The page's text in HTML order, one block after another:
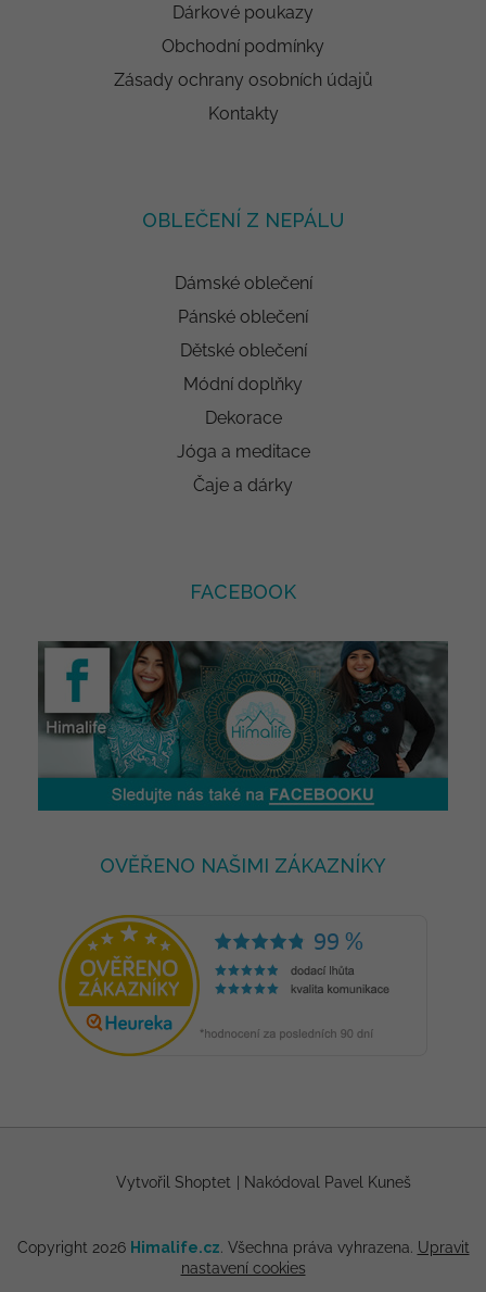
Dárkové poukazy
Obchodní podmínky
Zásady ochrany osobních údajů
Kontakty
OBLEČENÍ Z NEPÁLU
Dámské oblečení
Pánské oblečení
Dětské oblečení
Módní doplňky
Dekorace
Jóga a meditace
Čaje a dárky
FACEBOOK
OVĚŘENO NAŠIMI ZÁKAZNÍKY
Vytvořil Shoptet Nakódoval Pavel Kuneš
Copyright 2026 Himalife.cz. Všechna práva vyhrazena. Upravit
nastavení cookies